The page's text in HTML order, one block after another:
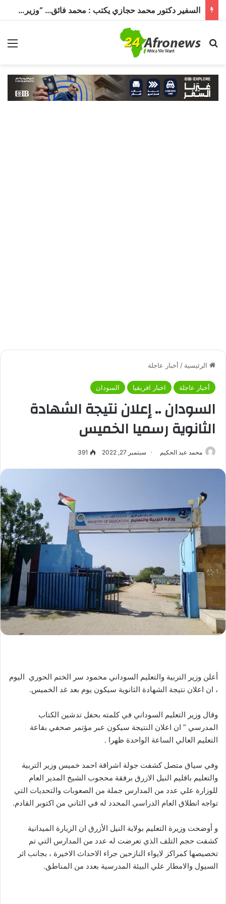
السفير دكتور محمد حجازي يكتب : محمد فائق… “وزير إفريقيا” الذي حمل رسالة القاهرة إلى القارة السمراء
بحث عن
الرئيسية / أخبار عاجلة
أخبار عاجلة اخبار افريقيا السودان
السودان .. إعلان نتيجة الشهادة
الثانوية رسميا الخميس
محمد عبد الحكيم سبتمبر 27, 2022 391
أعلن وزير التربية والتعليم السوداني محمود سر الختم الحوري اليوم
، ان اعلان نتيجة الشهادة الثانوية سيكون يوم بعد غد الخميس.
وقال وزير التعليم السوداني في كلمته بحفل تدشين الكتاب
المدرسي ” ان اعلان النتيجة سيكون عبر مؤتمر صحفي بقاعة
التعليم العالي الساعة الواحدة ظهرا .
وفي سياق متصل كشفت جولة اشراقة احمد خميس وزير التربية
والتعليم باقليم النيل الازرق برفقة محجوب الشيخ المدير العام
للوزارة علي عدد من المدارس جملة من الصعوبات والتحديات التي
تواجه انطلاق العام الدراسي المحدد له في الثاني من اكتوبر القادم.
و أوضحت وزيرة التعليم بولاية النيل الأزرق ان الزيارة الميدانية
كشفت حجم التلف الذي تعرضت له عدد من المدارس التي تم
تخصيصها كمراكز لايواء النازحين جراء الاحداث الاخيرة ، بجانب اثر
السيول والامطار علي البيئة المدرسية بعدد من المناطق.